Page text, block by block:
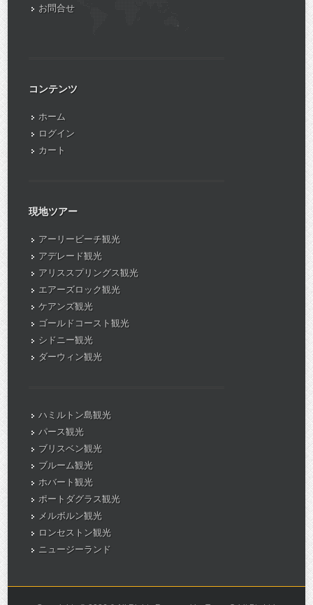
お問合せ
コンテンツ
ホーム
ログイン
カート
現地ツアー
アーリービーチ観光
アデレード観光
アリススプリングス観光
エアーズロック観光
ケアンズ観光
ゴールドコースト観光
シドニー観光
ダーウィン観光
ハミルトン島観光
パース観光
ブリスベン観光
ブルーム観光
ホバート観光
ポートダグラス観光
メルボルン観光
ロンセストン観光
ニュージーランド